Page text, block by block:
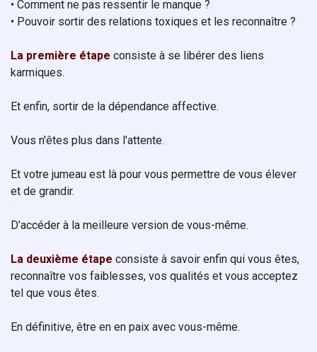
• Comment ne pas ressentir le manque ?
• Pouvoir sortir des relations toxiques et les reconnaître ?
La première étape consiste à se libérer des liens
karmiques.
Et enfin, sortir de la dépendance affective.
Vous n'êtes plus dans l'attente.
Et votre jumeau est là pour vous permettre de vous élever
et de grandir.
D’accéder à la meilleure version de vous-même.
La deuxième étape consiste à savoir enfin qui vous êtes,
reconnaître vos faiblesses, vos qualités et vous acceptez
tel que vous êtes.
En définitive, être en en paix avec vous-même.